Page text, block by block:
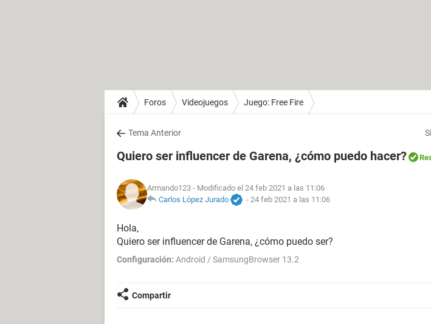
Foros Videojuegos Juego: Free Fire
Tema Anterior
Quiero ser influencer de Garena, ¿cómo puedo hacer?
Armando123 - Modificado el 24 feb 2021 a las 11:06
Carlos López Jurado
- 24 feb 2021 a las 11:06
Hola,
Quiero ser influencer de Garena, ¿cómo puedo ser?
Configuración: Android / SamsungBrowser 13.2
Compartir